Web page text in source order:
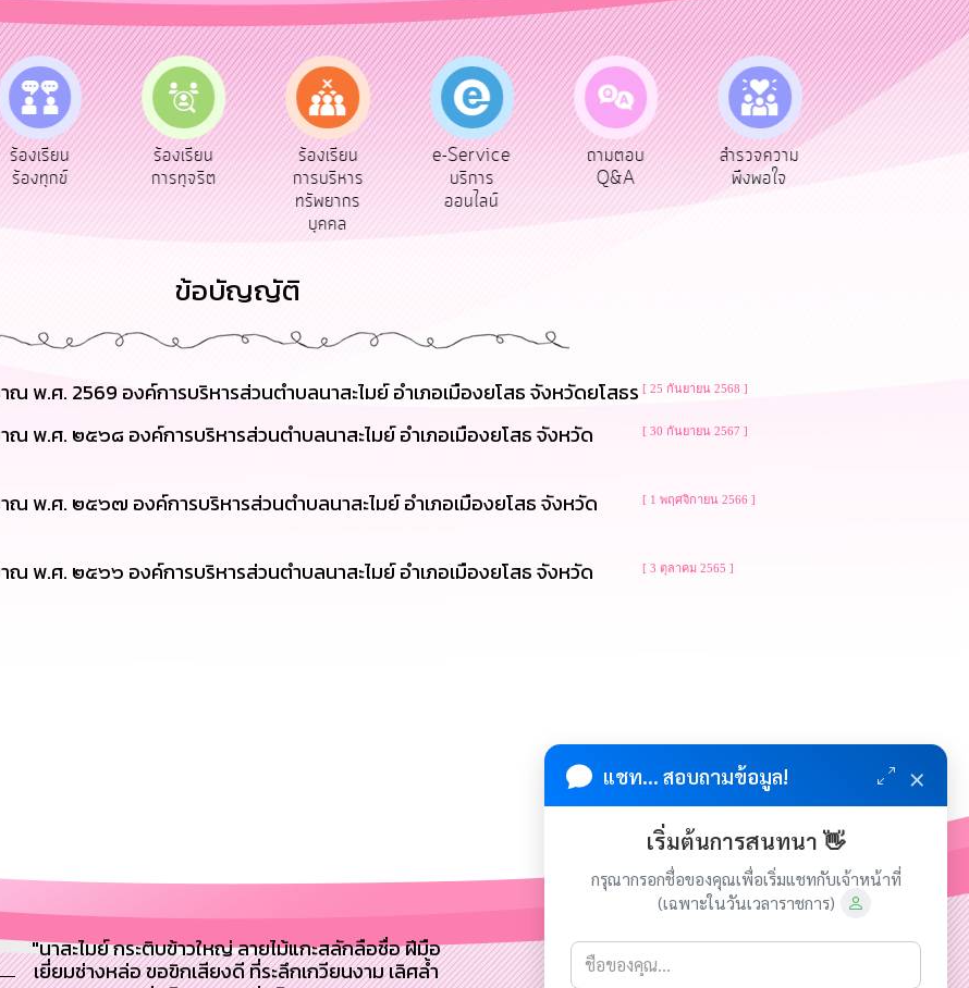
ร้องเรียน
ร้องทุกข์
ร้องเรียน
การทุจริต
ร้องเรียน
การบริหาร
ทรัพยากร
บุคคล
e-Service
บริการ
ออนไลน์
ถามตอบ
Q&A
สำรวจความ
พึงพอใจ
ผู้รับเบีย
ข้อบัญญัติ
พ.ศ. 2569 องค์การบริหารส่วนตำบลนาสะไมย์ อำเภอเมืองยโสธ จังหวัดยโสธร [ 25 กันยายน 2568 ]
พ.ศ. ๒๕๖๘ องค์การบริหารส่วนตำบลนาสะไมย์ อำเภอเมืองยโสธ จังหวัด
[ 30 กันยายน 2567 ]
พ.ศ. ๒๕๖๗ องค์การบริหารส่วนตำบลนาสะไมย์ อำเภอเมืองยโสธ จังหวัด
[ 1 พฤศจิกายน 2566 ]
พ.ศ. ๒๕๖๖ องค์การบริหารส่วนตำบลนาสะไมย์ อำเภอเมืองยโสธ จังหวัด
[ 3 ตุลาคม 2565 ]
"นาสะไมย์ กระติบข้าวใหญ่ ลายไม้แกะสลักลือชื่อ ฝีมือ
เยี่ยมช่างหล่อ ขอขิกเสียงดี ที่ระลึกเกวียนงาม เลิศล้ำ
แชท... สอบถามข้อมูล! ×
เริ่มต้นการสนทนา 👋
กรุณากรอกชื่อของคุณเพื่อเริ่มแชทกับเจ้าหน้าที่
(เฉพาะในวันเวลาราชการ)